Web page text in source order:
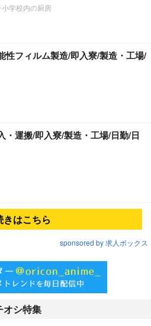
学校内の厨房
性フィルム製造/即入寮/製造・工場/
・運搬/即入寮/製造・工場/日勤/日
きはこちら
sponsored by 求人ボックス
オシ特集